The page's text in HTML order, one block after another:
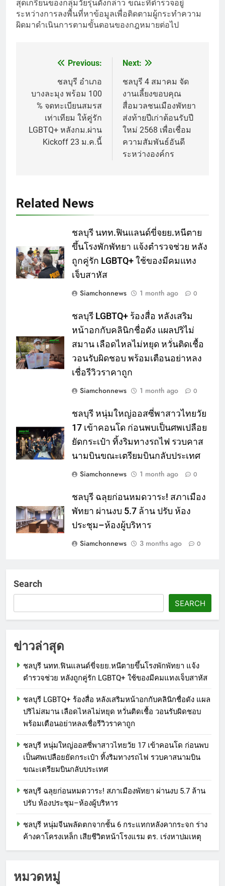
สุดเกรียนของกลุ่มวัยรุ่นดังกล่าว ขณะที่ตำรวจอยู่
ระหว่างการลงพื้นที่หาข้อมูลเพื่อติดตามผู้กระทำความ
ผิดมาดำเนินการตามขั้นตอนของกฎหมายต่อไป
navigation
Previous:
ชลบุรี อำเภอ
บางละมุง พร้อม 100
% จดทะเบียนสมรส
เท่าเทียม ให้คู่รัก
LGBTQ+ หลังกม.ผ่าน
Kickoff 23 ม.ค.นี้
Next:
ชลบุรี 4 สมาคม จัด
งานเลี้ยงขอบคุณ
สื่อมวลชนเมืองพัทยา
ส่งท้ายปีเก่าต้อนรับปี
ใหม่ 2568 เพื่อเชื่อม
ความสัมพันธ์อันดี
ระหว่างองค์กร
Related News
ชลบุรี นทท.ฟินแลนด์ขี่จยย.หนีตาย
ขึ้นโรงพักพัทยา แจ้งตำรวจช่วย หลัง
ถูกคู่รัก LGBTQ+ ใช้ของมีคมแทง
เจ็บสาหัส
Siamchonnews
1 month ago 0
ชลบุรี LGBTQ+ ร้องสื่อ หลังเสริม
หน้าอกกับคลินิกชื่อดัง แผลปริไม่
สมาน เลือดไหลไม่หยุด หวั่นติดเชื้อ
วอนรับผิดชอบ พร้อมเตือนอย่าหลง
เชื่อรีวิวราคาถูก
Siamchonnews
1 month ago 0
ชลบุรี หนุ่มใหญ่ออสซี่พาสาวไทยวัย
17 เข้าคอนโด ก่อนพบเป็นศพเปลือย
ยัดกระเป๋า ทิ้งริมทางรถไฟ รวบคาส
นามบินขณะเตรียมบินกลับประเทศ
Siamchonnews
1 month ago 0
ชลบุรี ฉลุยก่อนหมดวาระ! สภาเมือง
พัทยา ผ่านงบ 5.7 ล้าน ปรับ ห้อง
ประชุม–ห้องผู้บริหาร
Siamchonnews
3 months ago 0
Search
SEARCH
ข่าวล่าสุด
ชลบุรี นทท.ฟินแลนด์ขี่จยย.หนีตายขึ้นโรงพักพัทยา แจ้ง
ตำรวจช่วย หลังถูกคู่รัก LGBTQ+ ใช้ของมีคมแทงเจ็บสาหัส
ชลบุรี LGBTQ+ ร้องสื่อ หลังเสริมหน้าอกกับคลินิกชื่อดัง แผล
ปริไม่สมาน เลือดไหลไม่หยุด หวั่นติดเชื้อ วอนรับผิดชอบ
พร้อมเตือนอย่าหลงเชื่อรีวิวราคาถูก
ชลบุรี หนุ่มใหญ่ออสซี่พาสาวไทยวัย 17 เข้าคอนโด ก่อนพบ
เป็นศพเปลือยยัดกระเป๋า ทิ้งริมทางรถไฟ รวบคาสนามบิน
ขณะเตรียมบินกลับประเทศ
ชลบุรี ฉลุยก่อนหมดวาระ! สภาเมืองพัทยา ผ่านงบ 5.7 ล้าน
ปรับ ห้องประชุม–ห้องผู้บริหาร
ชลบุรี หนุ่มจีนพลัดตกจากชั้น 6 กระแทกหลังคากระจก ร่าง
ค้างคาโครงเหล็ก เสียชีวิตหน้าโรงแรม ตร. เร่งหาปมเหตุ
หมวดหมู่